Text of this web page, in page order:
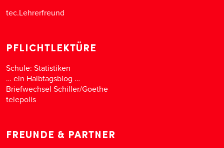
tec.Lehrerfreund
PFLICHTLEKTÜRE
Schule: Statistiken
… ein Halbtagsblog …
Briefwechsel Schiller/Goethe
telepolis
FREUNDE & PARTNER